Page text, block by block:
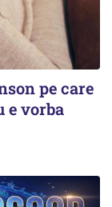
pe care
e vorba